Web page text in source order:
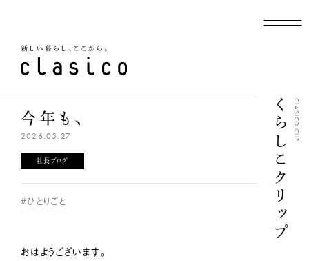
くらしこクリップCLASICO CLIP
今年も、
2026.05.27
社長ブログ
#ひとりごと
おはようございます。